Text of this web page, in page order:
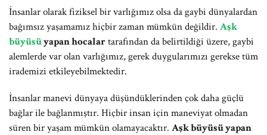
İnsanlar olarak fiziksel bir varlığımız olsa da gaybi dünyalardan
bağımsız yaşamamız hiçbir zaman mümkün değildir. Aşk
büyüsüyapan hocalartarafından da belirtildiği üzere, gaybi
alemlerde var olan varlığımız, gerek duygularımızı gerekse tüm
irademizi etkileyebilmektedir.
İnsanlar manevi dünyaya düşündüklerinden çok daha güçlü
bağlar ile bağlanmıştır. Hiçbir insan için maneviyat olmadan
süren bir yaşam mümkün olamayacaktır. Aşk büyüsü yapan